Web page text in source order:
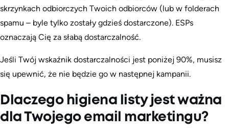
skrzynkach odbiorczych Twoich odbiorców (lub w folderach
spamu – byle tylko zostały gdzieś dostarczone). ESPs
oznaczają Cię za słabą dostarczalność.
Jeśli Twój wskaźnik dostarczalności jest poniżej 90%, musisz
się upewnić, że nie będzie go w następnej kampanii.
Dlaczego higiena listy jest ważna
dla Twojego email marketingu?